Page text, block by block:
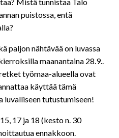
puistossa, entä
paljon nähtävää on luvassa
maanantaina 28.9..
työmaa-alueella ovat
käyttää tämä
luvalliseen tutustumiseen!
17 ja 18 (kesto n. 30
ennakkoon.